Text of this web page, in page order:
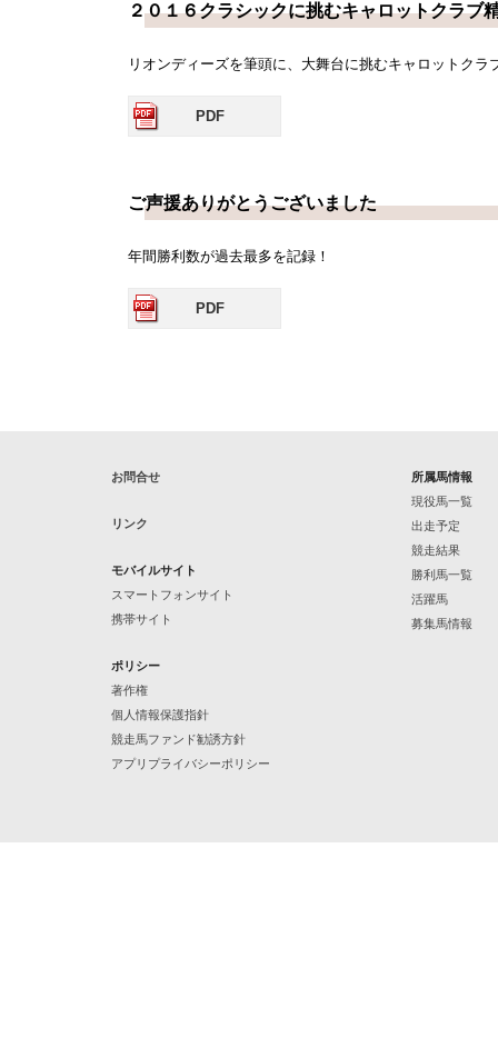
２０１６クラシックに挑むキャロットクラブ
リオンディーズを筆頭に、大舞台に挑むキャロットクラ
PDF
ご声援ありがとうございました
年間勝利数が過去最多を記録！
PDF
お問合せ
リンク
モバイルサイト
スマートフォンサイト
携帯サイト
ポリシー
著作権
個人情報保護指針
競走馬ファンド勧誘方針
アプリプライバシーポリシー
所属馬情報
現役馬一覧
出走予定
競走結果
勝利馬一覧
活躍馬
募集馬情報